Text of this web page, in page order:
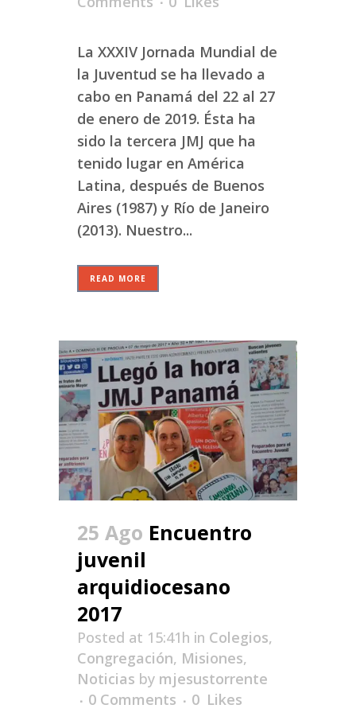
La XXXIV Jornada Mundial de
la Juventud se ha llevado a
cabo en Panamá del 22 al 27
de enero de 2019.​ Ésta ha
sido la tercera JMJ que ha
tenido lugar en América
Latina, después de Buenos
Aires (1987) y Río de Janeiro
(2013). Nuestro...
READ MORE
25 Ago Encuentro
juvenil
arquidiocesano
2017
Posted at 15:41h in Colegios,
Congregación, Misiones,
Noticias by mjesustorrente
0 Comments
0 Likes